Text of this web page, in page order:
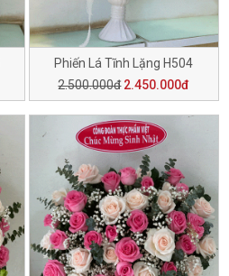
Phiến Lá Tĩnh Lặng H504
2.500.000đ 2.450.000đ